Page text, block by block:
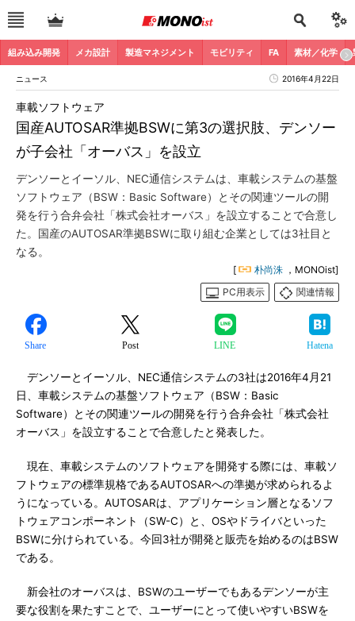
組み込み開発 メカ設計 製造マネジメント モビリティ FA 素材／化学
ニュース 2016年4月22日
国産AUTOSAR準拠BSWに第3の選択肢、デンソー
が子会社「オーバス」を設立
車載ソフトウェア
デンソーとイーソル、NEC通信システムは、車載システムの基盤
ソフトウェア（BSW：Basic Software）とその関連ツールの開
発を行う合弁会社「株式会社オーバス」を設立することで合意し
た。国産のAUTOSAR準拠BSWに取り組む企業としては3社目と
なる。
[ 朴尚洙 ，MONOist]
PC用表示
関連情報
Share Post LINE Hatena
デンソーとイーソル、NEC通信システムの3社は2016年4月21
日、車載システムの基盤ソフトウェア（BSW：Basic
Software）とその関連ツールの開発を行う合弁会社「株式会社
オーバス」を設立することで合意したと発表した。
現在、車載システムのソフトウェアを開発する際には、車載ソ
フトウェアの標準規格であるAUTOSARへの準拠が求められるよ
うになっている。AUTOSARは、アプリケーション層となるソフ
トウェアコンポーネント（SW-C）と、OSやドライバといった
BSWに分けられている。今回3社が開発と販売を始めるのはBSW
である。
新会社のオーバスは、BSWのユーザーでもあるデンソーが主
要な役割を果たすことで、ユーザーにとって使いやすいBSWを